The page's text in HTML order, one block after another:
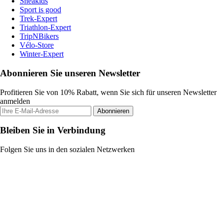
Sport is good
Trek-Expert
Triathlon-Expert
TripNBikers
Vélo-Store
Winter-Expert
Abonnieren Sie unseren Newsletter
Profitieren Sie von 10% Rabatt, wenn Sie sich für unseren Newsletter
anmelden
Abonnieren
Bleiben Sie in Verbindung
Folgen Sie uns in den sozialen Netzwerken